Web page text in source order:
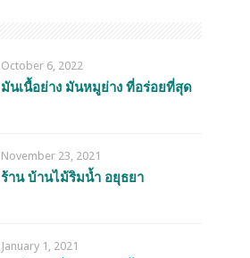
October 6, 2022
มันเนื้อย่าง มันหมูย่าง ที่อร่อยที่สุด
November 23, 2021
ร้าน บ้านไม้ริมน้ำ อยุธยา
January 1, 2021